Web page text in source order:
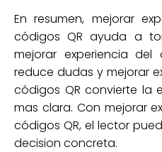
En resumen, mejorar
códigos QR ayuda a
mejorar experiencia
reduce dudas y mejorar
códigos QR convierte la
mas clara. Con mejorar
códigos QR, el lector
decision concreta.